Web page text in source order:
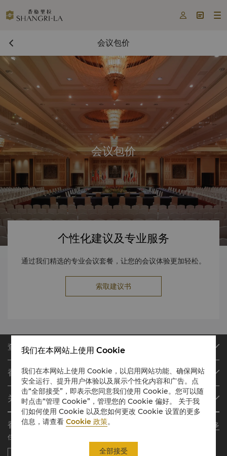
  
会议包价
会议包价
个性化建议及专业服务
通过我们精选的专业会议套餐，让您的会议体验更加轻松。
索取建议书
查找或预订
查找预订
会议与宴会
餐厅与酒吧
香格里拉会
会员计划概述
加入香格里拉会
我的账户
常见问题
联络我们
关于香格里拉集团
关于我们
我们的酒店品牌
香格里拉中心
投资咨询
职业发展
企业社会责任
香格里拉会应用程序
了解更多
住宿、餐饮、购物 随想随享
我们在本网站上使用 Cookie
我们在本网站上使用 Cookie，以启用网站功能、确保网站
安全运行、提升用户体验以及展示个性化内容和广告。点
击“全部接受”，即表示您同意我们使用 Cookie。您可以随
时点击“管理 Cookie”，管理您的 Cookie 偏好。 关于我
们如何使用 Cookie 以及您如何更改 Cookie 设置的更多
信息，请查看Cookie 政策。
全部接受